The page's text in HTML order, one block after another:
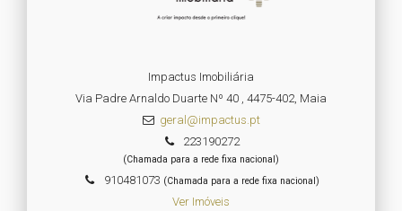
Impactus Imobiliária
Via Padre Arnaldo Duarte Nº 40 , 4475-402, Maia
geral@impactus.pt
223190272
(Chamada para a rede fixa nacional)
910481073 (Chamada para a rede fixa nacional)
Ver Imóveis